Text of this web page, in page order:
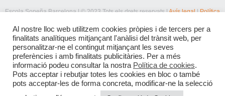
Escola Sopeña Barcelona | © 2023 Tots els drets reservats |Avís legal|Política
Al nostre lloc web utilitzem cookies pròpies i de tercers per a
finalitats analítiques mitjançant l'anàlisi del trànsit web, per
personalitzar-ne el contingut mitjançant les seves
preferències i amb finalitats publicitàries. Per a més
informació podeu consultar la nostra Política de cookies.
Pots acceptar i rebutjar totes les cookies en bloc o també
pots acceptar-les de forma concreta, modificar-ne la selecció